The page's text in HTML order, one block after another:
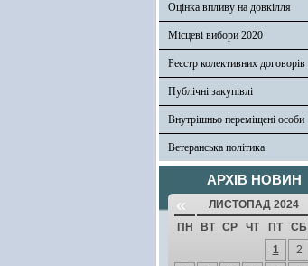
Оцінка впливу на довкілля
Місцеві вибори 2020
Реєстр колективних договорів
Публічні закупівлі
Внутрішньо переміщені особи
Ветеранська політика
АРХІВ НОВИН
« ЛИСТОПАД 2024
ПН ВТ СР ЧТ ПТ СБ
1
2